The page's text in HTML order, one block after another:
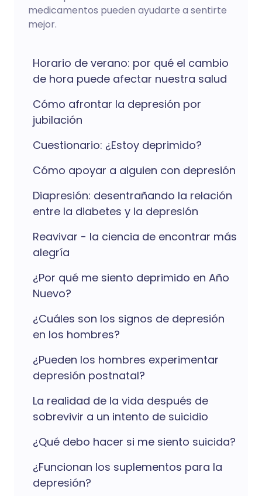
medicamentos pueden ayudarte a sentirte
mejor.
Horario de verano: por qué el cambio
de hora puede afectar nuestra salud
Cómo afrontar la depresión por
jubilación
Cuestionario: ¿Estoy deprimido?
Cómo apoyar a alguien con depresión
Diapresión: desentrañando la relación
entre la diabetes y la depresión
Reavivar - la ciencia de encontrar más
alegría
¿Por qué me siento deprimido en Año
Nuevo?
¿Cuáles son los signos de depresión
en los hombres?
¿Pueden los hombres experimentar
depresión postnatal?
La realidad de la vida después de
sobrevivir a un intento de suicidio
¿Qué debo hacer si me siento suicida?
¿Funcionan los suplementos para la
depresión?